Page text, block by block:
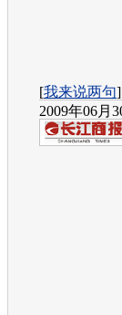
[我来说两句
2009年06月